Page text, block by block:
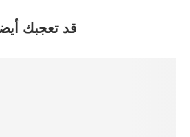
قد تعجبك